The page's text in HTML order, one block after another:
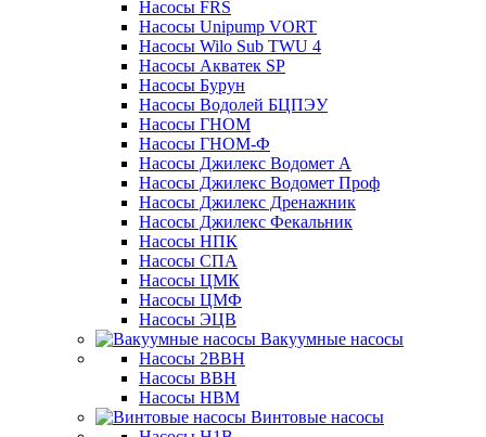
Насосы FRS
Насосы Unipump VORT
Насосы Wilo Sub TWU 4
Насосы Акватек SP
Насосы Бурун
Насосы Водолей БЦПЭУ
Насосы ГНОМ
Насосы ГНОМ-Ф
Насосы Джилекс Водомет А
Насосы Джилекс Водомет Проф
Насосы Джилекс Дренажник
Насосы Джилекс Фекальник
Насосы НПК
Насосы СПА
Насосы ЦМК
Насосы ЦМФ
Насосы ЭЦВ
Вакуумные насосы
Насосы 2ВВН
Насосы ВВН
Насосы НВМ
Винтовые насосы